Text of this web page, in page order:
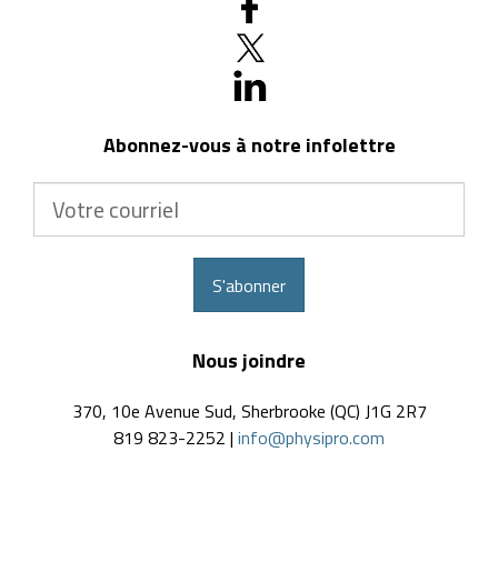
Abonnez-vous à notre infolettre
S'abonner
Nous joindre
370, 10e Avenue Sud, Sherbrooke (QC) J1G 2R7
819 823-2252 | info@physipro.com